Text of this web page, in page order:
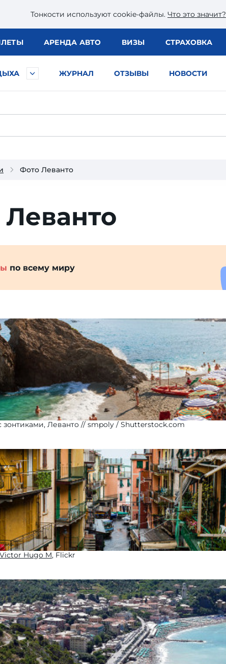
Тонкости используют сookie-файлы. Что это значит?
АРЕНДА АВТО ВИЗЫ СТРАХОВКА
ЖУРНАЛ ОТЗЫВЫ НОВОСТИ
Фото Леванто
по всему миру
Леванто smpoly / Shutterstock.com
Victor Hugo M, Flickr